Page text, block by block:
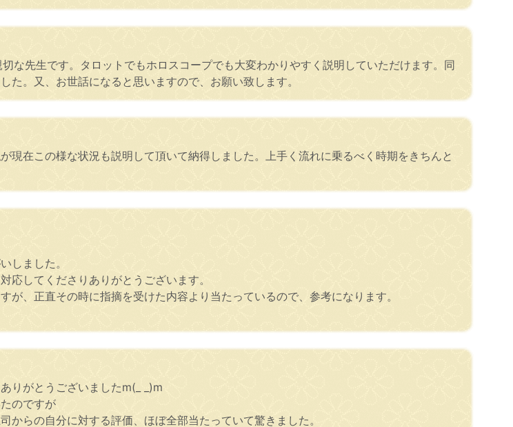
な先生です。タロットでもホロスコープでも大変わかりやすく説明していただけます。同
。又、お世話になると思いますので、お願い致します。
在この様な状況も説明して頂いて納得しました。上手く流れに乗るべく時期をきちんと
しました。
応してくださりありがとうございます。
、正直その時に指摘を受けた内容より当たっているので、参考になります。
りがとうございましたm(_ _)m
のですが
らの自分に対する評価、ほぼ全部当たっていて驚きました。